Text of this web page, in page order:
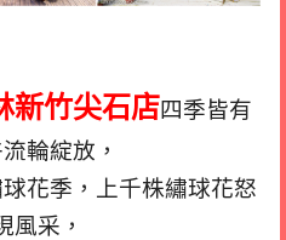
新竹尖石店四季皆有
輪綻放，
花季，上千株繡球花怒
風采，